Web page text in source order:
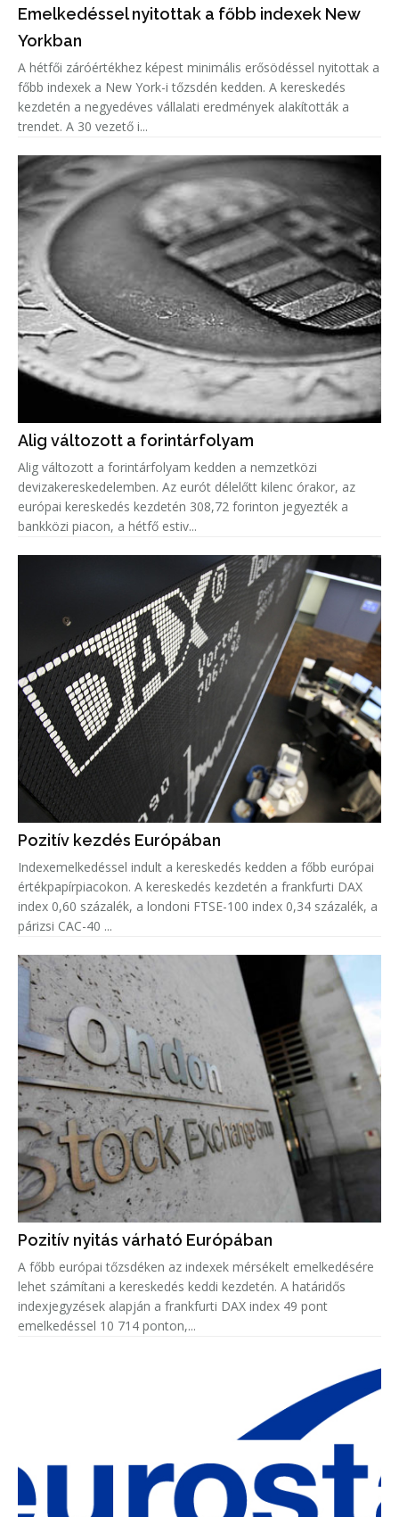
Emelkedéssel nyitottak a főbb indexek New
Yorkban
A hétfői záróértékhez képest minimális erősödéssel nyitottak a
főbb indexek a New York-i tőzsdén kedden. A kereskedés
kezdetén a negyedéves vállalati eredmények alakították a
trendet. A 30 vezető i...
Alig változott a forintárfolyam
Alig változott a forintárfolyam kedden a nemzetközi
devizakereskedelemben. Az eurót délelőtt kilenc órakor, az
európai kereskedés kezdetén 308,72 forinton jegyezték a
bankközi piacon, a hétfő estiv...
Pozitív kezdés Európában
Indexemelkedéssel indult a kereskedés kedden a főbb európai
értékpapírpiacokon. A kereskedés kezdetén a frankfurti DAX
index 0,60 százalék, a londoni FTSE-100 index 0,34 százalék, a
párizsi CAC-40 ...
Pozitív nyitás várható Európában
A főbb európai tőzsdéken az indexek mérsékelt emelkedésére
lehet számítani a kereskedés keddi kezdetén. A határidős
indexjegyzések alapján a frankfurti DAX index 49 pont
emelkedéssel 10 714 ponton,...